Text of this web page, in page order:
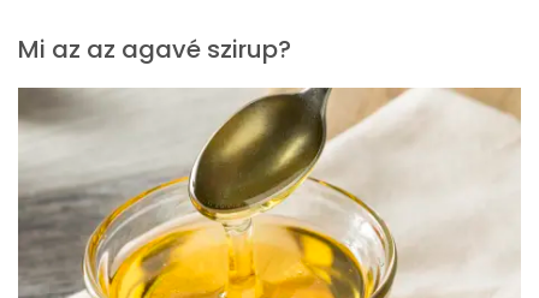
Mi az az agavé szirup?